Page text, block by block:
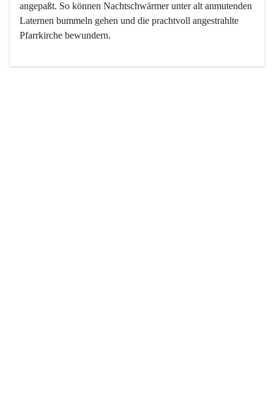
angepaßt. So können Nachtschwärmer unter alt anmutenden
Laternen bummeln gehen und die prachtvoll angestrahlte
Pfarrkirche bewundern.
Der Weinbau dominert heute nicht mehr, ist aber integrativer